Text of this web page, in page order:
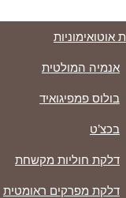
אוטואימוניות
אנמיה המולטית
בולוס פמפיגואיד
בכצ’ט
דלקת חוליות מקשחת
דלקת מפרקים ראומטית